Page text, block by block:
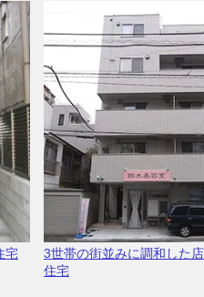
宅
3世帯の街並みに調和した
住宅